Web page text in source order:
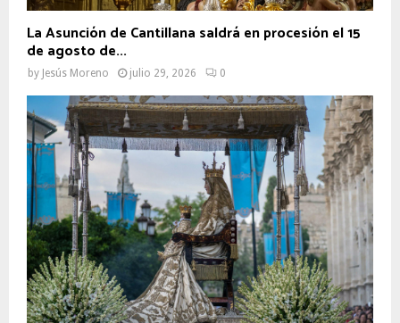
La Asunción de Cantillana saldrá en procesión el 15
de agosto de...
by Jesús Moreno julio 29, 2026 0